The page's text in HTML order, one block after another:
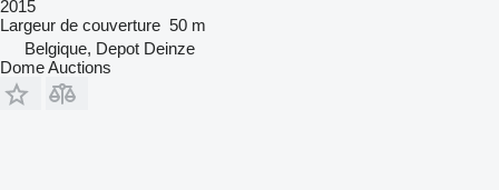
2015
Largeur de couverture 50 m
Belgique, Depot Deinze
Dome Auctions